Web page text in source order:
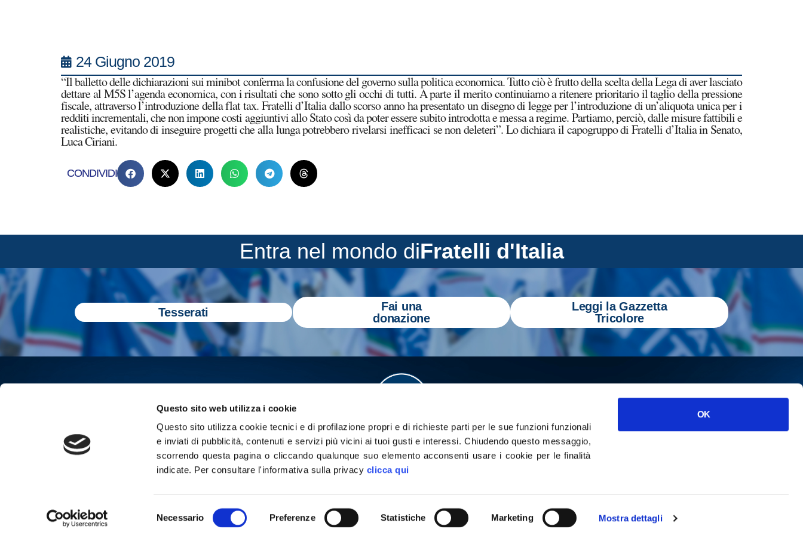
Questo sito web utilizza i cookie
Questo sito utilizza cookie tecnici e di profilazione propri e di richieste parti per le sue funzioni funzionali
e inviati di pubblicità, contenuti e servizi più vicini ai tuoi gusti e interessi.Chiudendo questo messaggio,
scorrendo questa pagina o cliccando qualunque suo elemento acconsenti usare i cookie per le finalità
indicate. Per consultare l'informativa sulla privacy clicca qui
del
Necessario Preferenze Statistiche Marketing Mostra dettagli
OK
24 Giugno 2019
“Il balletto delle dichiarazioni sui minibot conferma la confusione del governo sulla politica economica. Tutto ciò è frutto della scelta della Lega di aver lasciato
dettare al M5S l’agenda economica, con i risultati che sono sotto gli occhi di tutti. A parte il merito continuiamo a ritenere prioritario il taglio della pressione
fiscale, attraverso l’introduzione della flat tax. Fratelli d’Italia dallo scorso anno ha presentato un disegno di legge per l’introduzione di un’aliquota unica per i
redditi incrementali, che non impone costi aggiuntivi allo Stato così da poter essere subito introdotta e messa a regime. Partiamo, perciò, dalle misure fattibili e
realistiche, evitando di inseguire progetti che alla lunga potrebbero rivelarsi inefficaci se non deleteri”. Lo dichiara il capogruppo di Fratelli d’Italia in Senato,
Luca Ciriani.
CONDIVIDI
Entra nel mondo diFratelli d'Italia
Tesserati
Fai una
donazione
Leggi la Gazzetta
Tricolore
Gazzetta Tricolore per tenerti aggiornato
Copyright 2026 - Tutti i diritti riservati Privacy Policy Cookie policy